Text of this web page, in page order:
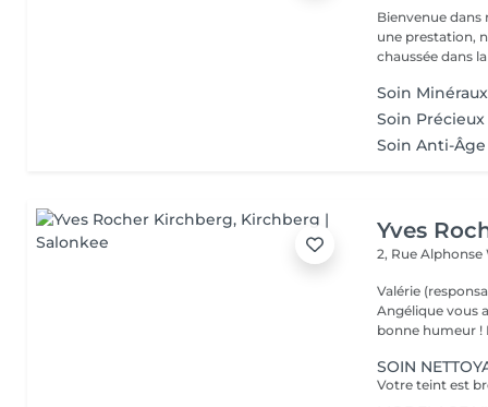
Bienvenue
une prestation,
chaussée dans
Soin Minéraux
Soin Précieux
Soin Anti-Âge
Yves
2, Rue Alphonse
Valérie
Angélique vous
SOIN